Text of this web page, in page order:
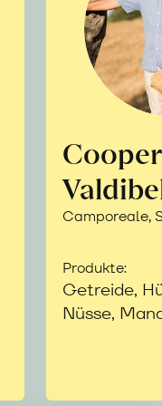
Camporeale,
Produkte:
Getreide,
Nüsse,